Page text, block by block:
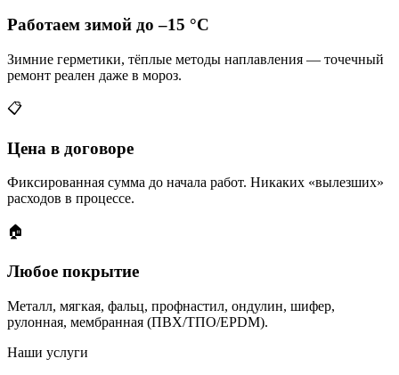
Работаем зимой до –15 °C
Зимние герметики, тёплые методы наплавления — точечный
ремонт реален даже в мороз.
📋
Цена в договоре
Фиксированная сумма до начала работ. Никаких «вылезших»
расходов в процессе.
🏠
Любое покрытие
Металл, мягкая, фальц, профнастил, ондулин, шифер,
рулонная, мембранная (ПВХ/ТПО/EPDM).
Наши услуги